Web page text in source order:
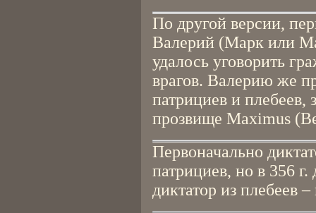
По другой версии,
Валерий (Марк или
удалось уговорить
врагов. Валерию же
патрициев и плебеев,
прозвище Maximus
Первоначально
патрициев, но в 356
диктатор из плебеев